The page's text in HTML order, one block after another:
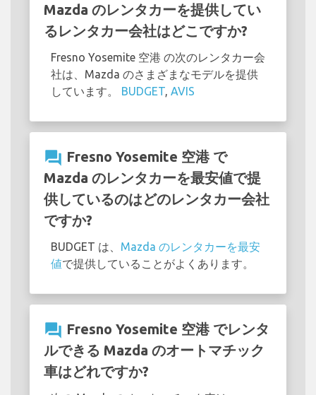
Mazda のレンタカーを提供してい
るレンタカー会社はどこですか?
Fresno Yosemite 空港 の次のレンタカー会
社は、Mazda のさまざまなモデルを提供
しています。 BUDGET, AVIS
question_answer Fresno Yosemite 空港 で
Mazda のレンタカーを最安値で提
供しているのはどのレンタカー会社
ですか?
BUDGET は、 Mazda のレンタカーを最安
値で提供していることがよくあります。
question_answer Fresno Yosemite 空港 でレンタ
ルできる Mazda のオートマチック
車はどれですか?